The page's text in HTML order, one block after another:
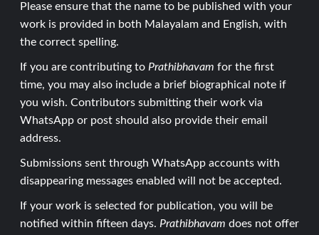
Please ensure that the name to be published with your
work is provided in both Malayalam and English, with
the correct spelling.
If you are contributing to Prathibhavam for the first
time, you may also include a brief biographical note if
you wish. Contributors submitting their work via
WhatsApp or post should also provide their email
address.
Submissions sent through WhatsApp accounts with
disappearing messages enabled will not be accepted.
If your work is selected for publication, you will be
notified within fifteen days. Prathibhavam does not offer